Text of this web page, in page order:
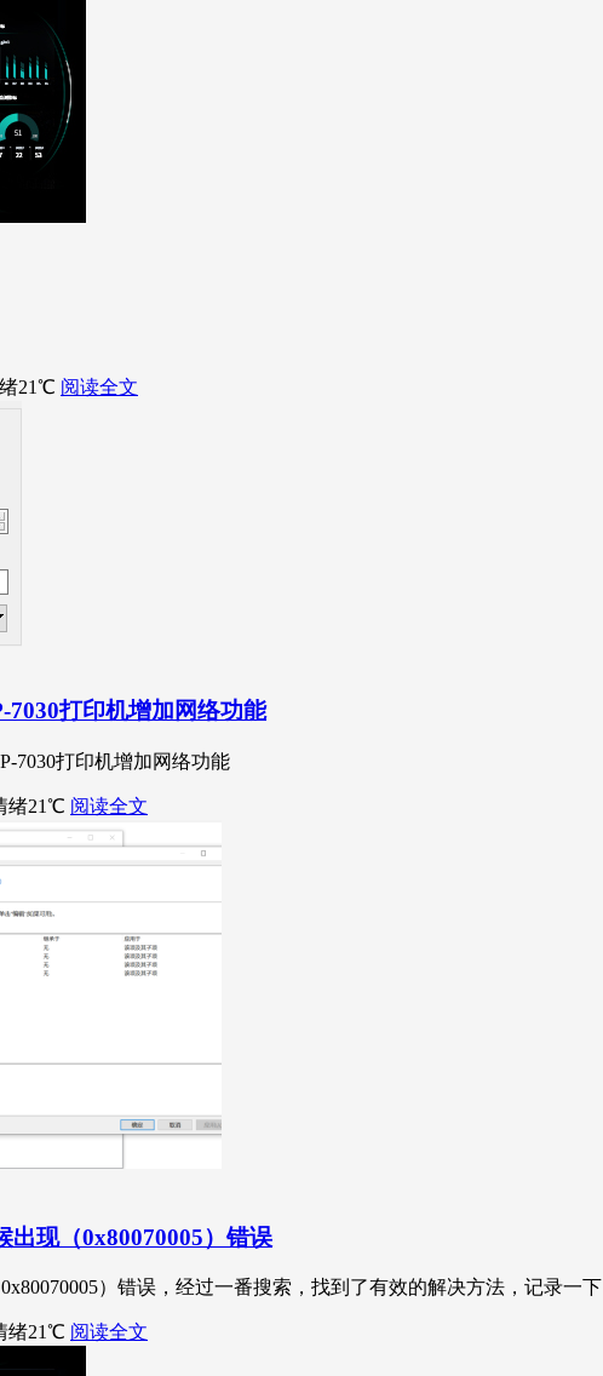
21℃ 阅读全文
7030打印机增加网络功能
7030打印机增加网络功能
绪21℃ 阅读全文
现（0x80070005）错误
）错误，经过一番搜索，找到了有效的解决方法，记录一下
绪21℃ 阅读全文